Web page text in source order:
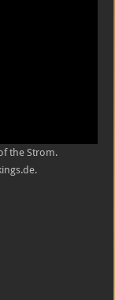
the Strom.